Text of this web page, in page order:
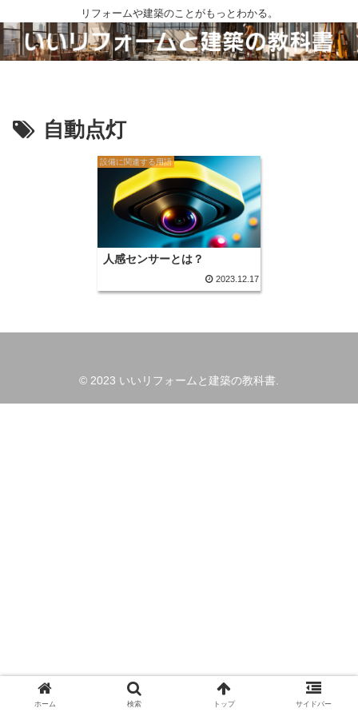
リフォームや建築のことがもっとわかる。
自動点灯
設備に関連する用語
人感センサーとは？
2023.12.17
© 2023 いいリフォームと建築の教科書.
ホーム 検索 トップ サイドバー